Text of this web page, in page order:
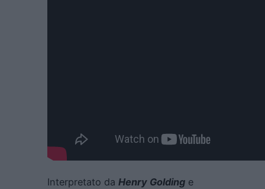
Interpretato da Henry Golding e